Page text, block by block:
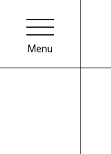
Menu